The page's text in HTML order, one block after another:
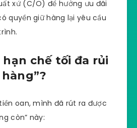
xứ (C/O) để hưởng ưu đãi
quyền giữ hàng lại yêu cầu
hạn chế tối đa rủi
oan, mình đã rút ra được
còn” này: